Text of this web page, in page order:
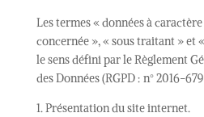
Les termes « données à
concernée », « sous traitant » et
le sens défini par le Règlement
des Données (RGPD : n° 2016-
1. Présentation du site internet.